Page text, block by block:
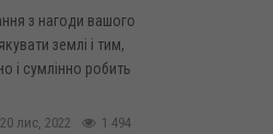
з нагоди вашого
землі і тим,
і сумлінно робить
1 494
20 лис, 2022